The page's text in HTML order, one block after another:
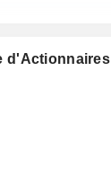
d'Actionnaires